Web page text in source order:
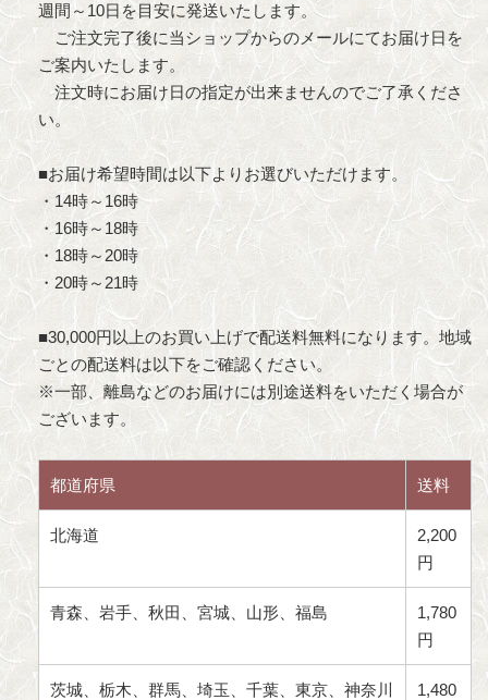
週間～10日を目安に発送いたします。
ご注文完了後に当ショップからのメールにてお届け日を
ご案内いたします。
注文時にお届け日の指定が出来ませんのでご了承くださ
い。
■お届け希望時間は以下よりお選びいただけます。
・14時～16時
・16時～18時
・18時～20時
・20時～21時
■30,000円以上のお買い上げで配送料無料になります。地域
ごとの配送料は以下をご確認ください。
※一部、離島などのお届けには別途送料をいただく場合が
ございます。
都道府県 送料
北海道
2,200
円
青森、岩手、秋田、宮城、山形、福島
1,780
円
茨城、栃木、群馬、埼玉、千葉、東京、神奈川
1,480